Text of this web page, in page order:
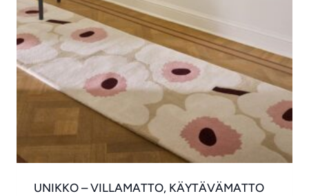
UNIKKO – VILLAMATTO, KÄYTÄVÄMATTO